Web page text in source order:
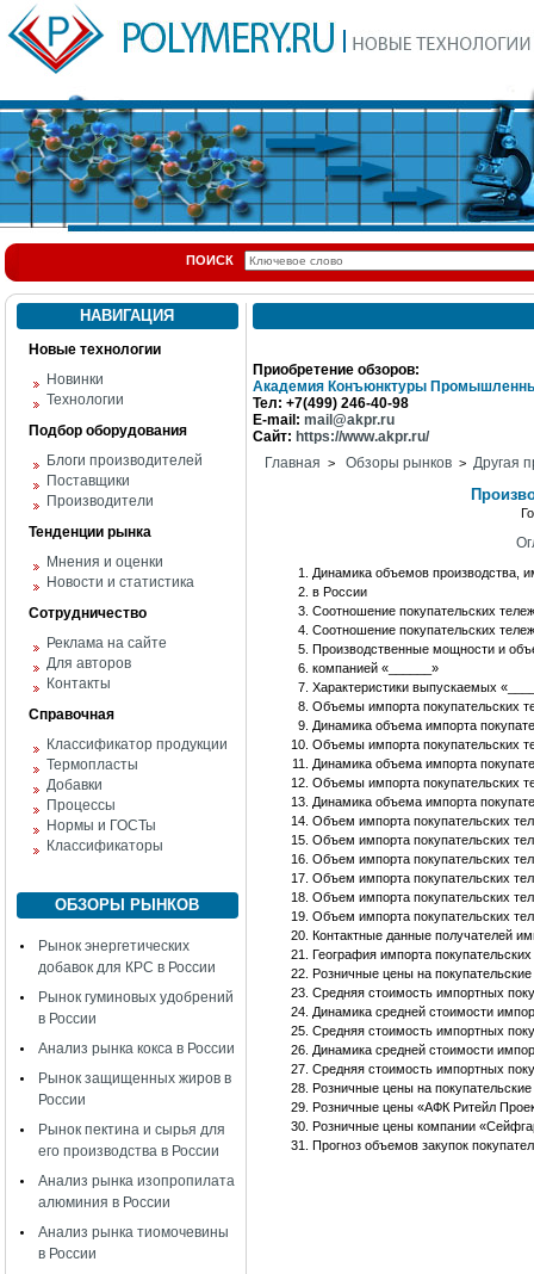
ПОИСК
НАВИГАЦИЯ
Новые технологии
Новинки
Технологии
Подбор оборудования
Блоги производителей
Поставщики
Производители
Тенденции рынка
Мнения и оценки
Новости и статистика
Сотрудничество
Реклама на сайте
Для авторов
Контакты
Справочная
Классификатор продукции
Термопласты
Добавки
Процессы
Нормы и ГОСТы
Классификаторы
ОБЗОРЫ РЫНКОВ
Рынок энергетических
добавок для КРС в России
Рынок гуминовых удобрений
в России
Анализ рынка кокса в России
Рынок защищенных жиров в
России
Рынок пектина и сырья для
его производства в России
Анализ рынка изопропилата
алюминия в России
Анализ рынка тиомочевины
в России
Приобретение обзоров:
Академия Конъюнктуры
Тел: +7(499) 246-40-98
E-mail: mail@akpr.ru
Сайт: https://www.akpr.ru/
Главная > Обзоры рынков > Другая
Динамика объемов производства,
в России
Соотношение покупательских
Соотношение покупательских
Производственные мощности и
компанией «______»
Характеристики выпускаемых
Объемы импорта покупательских
Динамика объема импорта
Объемы импорта покупательских
Динамика объема импорта
Объемы импорта покупательских
Динамика объема импорта
Объем импорта покупательских
Объем импорта покупательских
Объем импорта покупательских
Объем импорта покупательских
Объем импорта покупательских
Объем импорта покупательских
Контактные данные получателей
География импорта
Розничные цены на
Средняя стоимость импортных
Динамика средней стоимости
Средняя стоимость импортных
Динамика средней стоимости
Средняя стоимость импортных
Розничные цены на
Розничные цены «АФК Ритейл
Розничные цены компании
Прогноз объемов закупок